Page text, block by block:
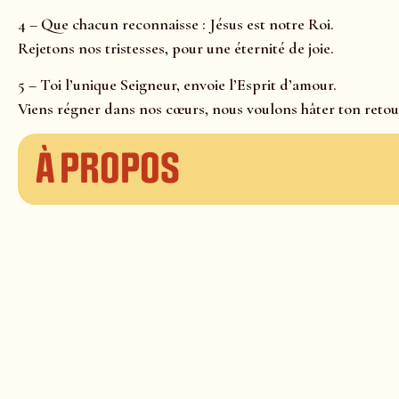
4 – Que chacun reconnaisse : Jésus est notre Roi.
Rejetons nos tristesses, pour une éternité de joie.
5 – Toi l’unique Seigneur, envoie l’Esprit d’amour.
Viens régner dans nos cœurs, nous voulons hâter ton
À propos